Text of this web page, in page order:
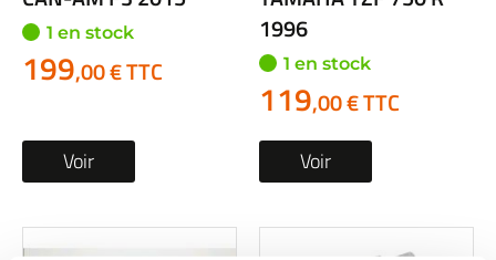
1 en stock
199,00 € TTC
Voir
1996
1 en stock
119,00 € TTC
Voir